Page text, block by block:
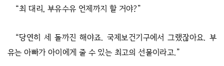
“최 대리, 부유수유 언제까지 할 거야?”
“당연히 세 돌까진 해야죠. 국제보건기구에서 그랬잖아요. 부
유는 아빠가 아이에게 줄 수 있는 최고의 선물이라고.”